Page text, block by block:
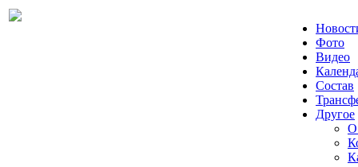
Фото
Видео
Состав
Другое
О